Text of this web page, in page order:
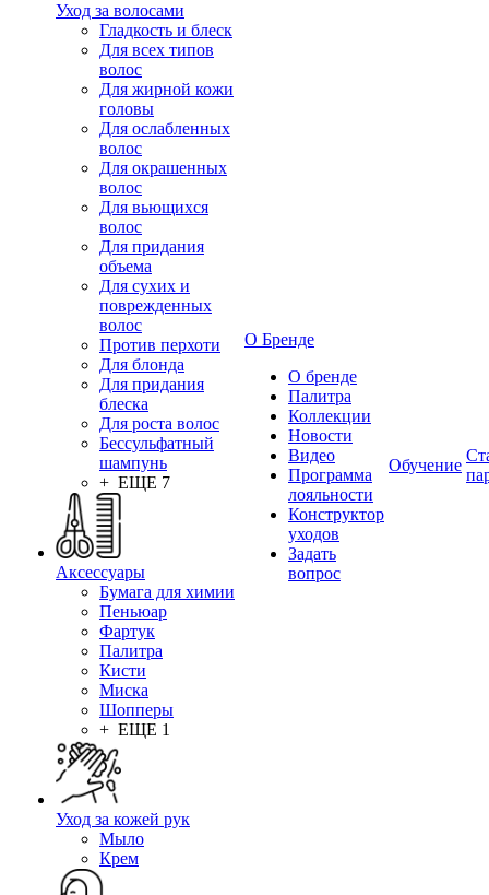
Уход за волосами
Гладкость и блеск
Для всех типов
волос
Для жирной кожи
головы
Для ослабленных
волос
Для окрашенных
волос
Для вьющихся
волос
Для придания
объема
Для сухих и
поврежденных
волос
Против перхоти
Для блонда
Для придания
блеска
Для роста волос
Бессульфатный
шампунь
+ ЕЩЕ 7
Аксессуары
Бумага для химии
Пеньюар
Фартук
Палитра
Кисти
Миска
Шопперы
+ ЕЩЕ 1
Уход за кожей рук
Мыло
Крем
О Бренде
О бренде
Палитра
Коллекции
Новости
Видео
Программа
лояльности
Конструктор
уходов
Задать
вопрос
Обучение